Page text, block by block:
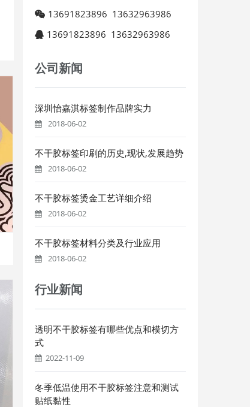
13691823896 13632963986
13691823896 13632963986
公司新闻
深圳怡嘉淇标签制作品牌实力
2018-06-02
不干胶标签印刷的历史,现状,发展趋势
2018-06-02
不干胶标签烫金工艺详细介绍
2018-06-02
不干胶标签材料分类及行业应用
2018-06-02
行业新闻
透明不干胶标签有哪些优点和模切方
式
2022-11-09
冬季低温使用不干胶标签注意和测试
贴纸黏性